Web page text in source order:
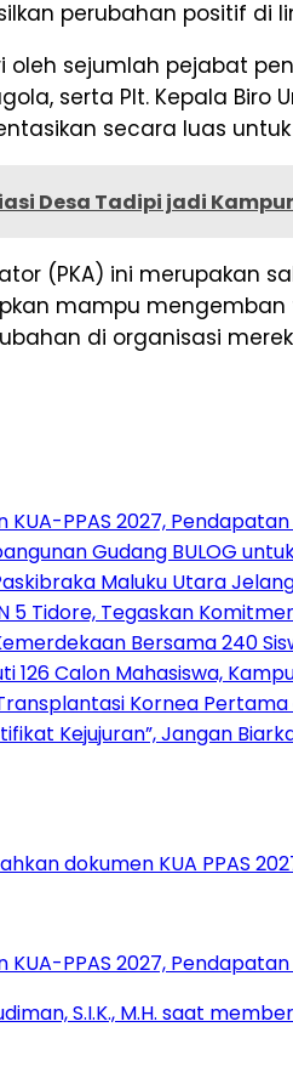
perubahan positif di
oleh sejumlah pejabat
serta Plt. Kepala
secara luas
Desa Tadipi jadi
(PKA) ini merupakan
mampu
di organisasi
PPAS 2027,
Gudang BULOG
Maluku Utara Jelang
5 Tidore, Tegaskan
Bersama 240
126 Calon Mahasiswa,
Kornea
Kejujuran”, Jangan
PPAS 2027,